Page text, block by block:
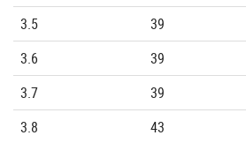
3.5
39
3.6
39
3.7
39
3.8
43